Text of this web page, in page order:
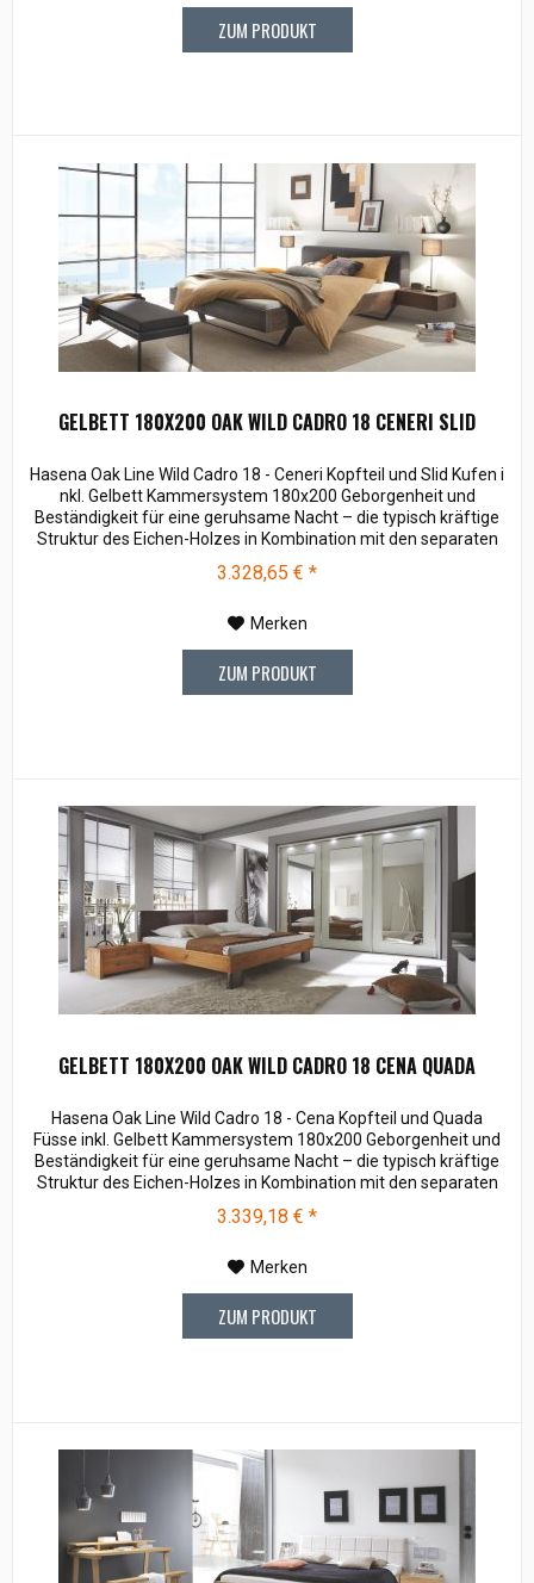
ZUM PRODUKT
GELBETT 180X200 OAK WILD CADRO 18 CENERI SLID
Hasena Oak Line Wild Cadro 18 - Ceneri Kopfteil und Slid Kufen i
nkl. Gelbett Kammersystem 180x200 Geborgenheit und
Beständigkeit für eine geruhsame Nacht – die typisch kräftige
Struktur des Eichen-Holzes in Kombination mit den separaten
Fuss- und Eckelementen verleiht unserer Oak-Line eine starke
und behagliche Aura. Breiten: 140, 160, 180, 200 cm Längen:
3.328,65 € *
Merken
ZUM PRODUKT
GELBETT 180X200 OAK WILD CADRO 18 CENA QUADA
Hasena Oak Line Wild Cadro 18 - Cena Kopfteil und Quada
Füsse inkl. Gelbett Kammersystem 180x200 Geborgenheit und
Beständigkeit für eine geruhsame Nacht – die typisch kräftige
Struktur des Eichen-Holzes in Kombination mit den separaten
und behagliche Aura. Breiten: 140, 160, 180, 200 cm Längen:
3.339,18 € *
Merken
ZUM PRODUKT